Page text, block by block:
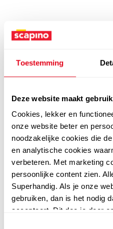
Toestemming
Deze website maakt
Cookies, lekker en
onze website beter en
noodzakelijke cookies die
en analytische cookies
verbeteren. Met marketing
persoonlijke content zien.
Superhandig. Als je onze
gebruiken, dan is het nodig
accepteert. Dit doe je door